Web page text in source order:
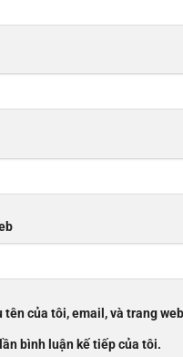
tên của tôi, email, và trang
bình luận kế tiếp của tôi.